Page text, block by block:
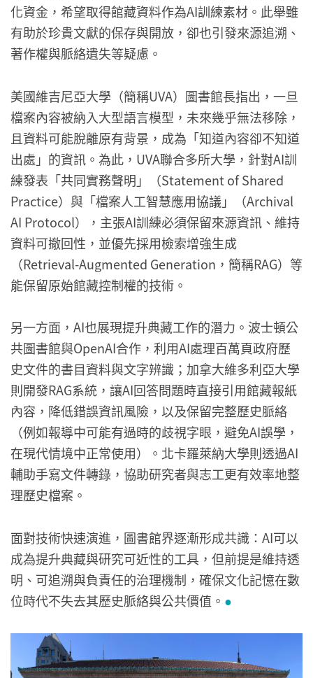
化資金，希望取得館藏資料作為AI訓練素材。此舉雖
有助於珍貴文獻的保存與開放，卻也引發來源追溯、
著作權與脈絡遺失等疑慮。
美國維吉尼亞大學（簡稱UVA）圖書館長指出，一旦
檔案內容被納入大型語言模型，未來幾乎無法移除，
且資料可能脫離原有背景，成為「知道內容卻不知道
出處」的資訊。為此，UVA聯合多所大學，針對AI訓
練發表「共同實務聲明」（Statement of Shared
Practice）與「檔案人工智慧應用協議」（Archival
AI Protocol），主張AI訓練必須保留來源資訊、維持
資料可撤回性，並優先採用檢索增強生成
（Retrieval-Augmented Generation，簡稱RAG）等
能保留原始館藏控制權的技術。
另一方面，AI也展現提升典藏工作的潛力。波士頓公
共圖書館與OpenAI合作，利用AI處理百萬頁政府歷
史文件的書目資料與文字辨識；加拿大維多利亞大學
則開發RAG系統，讓AI回答問題時直接引用館藏報紙
內容，降低錯誤資訊風險，以及保留完整歷史脈絡
（例如報導中可能有過時的歧視字眼，避免AI誤學，
在現代情境中正常使用）。北卡羅萊納大學則透過AI
輔助手寫文件轉錄，協助研究者與志工更有效率地整
理歷史檔案。
面對技術快速演進，圖書館界逐漸形成共識：AI可以
成為提升典藏與研究可近性的工具，但前提是維持透
明、可追溯與負責任的治理機制，確保文化記憶在數
位時代不失去其歷史脈絡與公共價值。 ●